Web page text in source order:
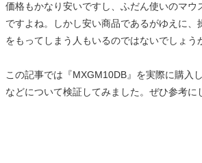
価格もかなり安いですし、ふだん使いのマウ
ですよね。しかし安い商品であるがゆえに、
をもってしまう人もいるのではないでしょう
この記事では『MXGM10DB』を実際に購入
などについて検証してみました。ぜひ参考に